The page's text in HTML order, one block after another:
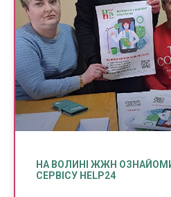
НА ВОЛИНІ ЖЖН
СЕРВІСУ HELP24